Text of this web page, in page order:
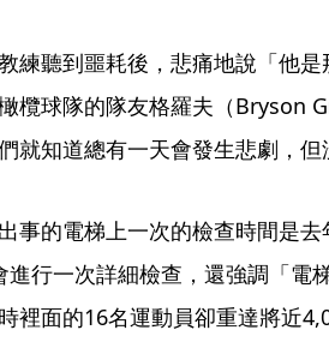
練聽到噩耗後，悲痛地說「他是
欖球隊的隊友格羅夫（Bryson
就知道總有一天會發生悲劇，但
事的電梯上一次的檢查時間是
進行一次詳細檢查，還強調「電
裡面的16名運動員卻重達將近